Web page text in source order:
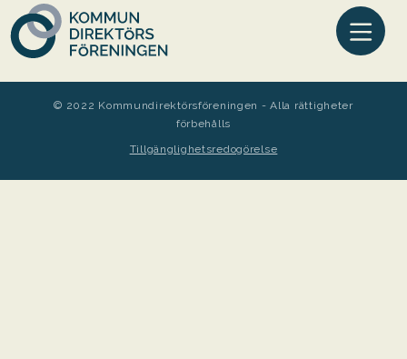
© 2022 Kommundirektörsföreningen - Alla rättigheter
förbehålls
Tillgänglighetsredogörelse